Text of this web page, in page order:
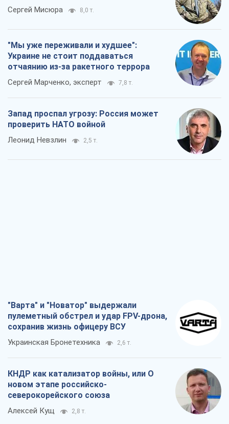
Сергей Мисюра 8,0 т.
"Мы уже переживали и худшее":
Украине не стоит поддаваться
отчаянию из-за ракетного террора
Сергей Марченко, эксперт 7,8 т.
Запад проспал угрозу: Россия может
проверить НАТО войной
Леонид Невзлин 2,5 т.
"Варта" и "Новатор" выдержали
пулеметный обстрел и удар FPV-дрона,
сохранив жизнь офицеру ВСУ
Украинская Бронетехника 2,6 т.
КНДР как катализатор войны, или О
новом этапе российско-
северокорейского союза
Алексей Кущ 2,8 т.